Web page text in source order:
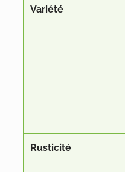
Variété
Rusticité